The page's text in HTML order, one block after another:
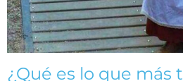
¿Qué es lo que más